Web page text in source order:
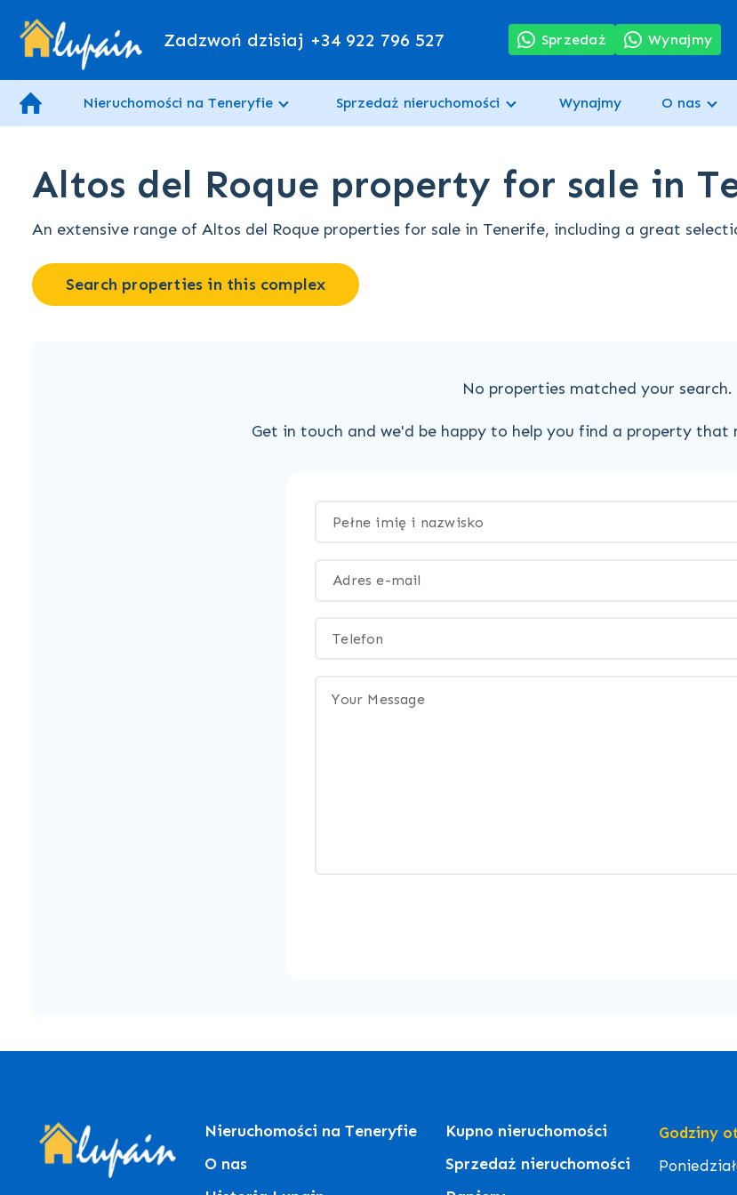
Zadzwoń dzisiaj +34 922 796 527 Sprzedaż Wynajmy
Nieruchomości na Teneryfie Sprzedaż nieruchomości Wynajmy O nas
Altos del Roque property for sale in
An extensive range of Altos del Roque properties for sale in Tenerife, including a great
Search properties in this complex
No properties matched your search.
Get in touch and we'd be happy to help you find a property that
Nieruchomości na Teneryfie
O nas
Kupno nieruchomości
Sprzedaż nieruchomości
Godziny